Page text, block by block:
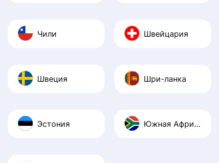
Чили Швейцария
Швеция Шри-ланка
Эстония Южная Африка